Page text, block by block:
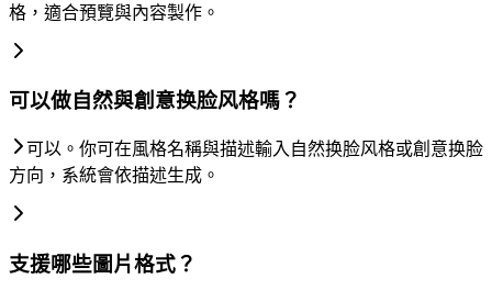
格，適合預覽與內容製作。
可以做自然與創意换脸风格嗎？
可以。你可在風格名稱與描述輸入自然换脸风格或創意换脸
方向，系統會依描述生成。
支援哪些圖片格式？